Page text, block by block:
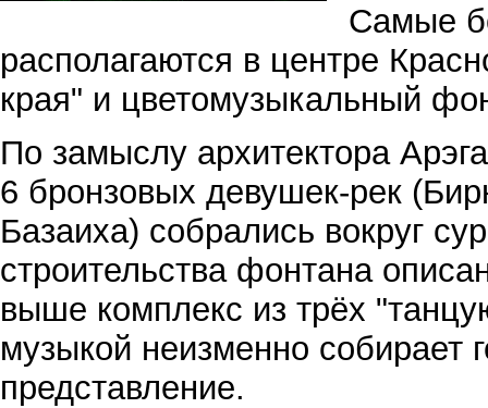
Самые
располагаются в центре
края" и цветомузыкальный
По замыслу архитектора
6 бронзовых девушек-рек
Базаиха) собрались вокруг
строительства фонтана
выше комплекс из трёх
музыкой неизменно собирает
представление.